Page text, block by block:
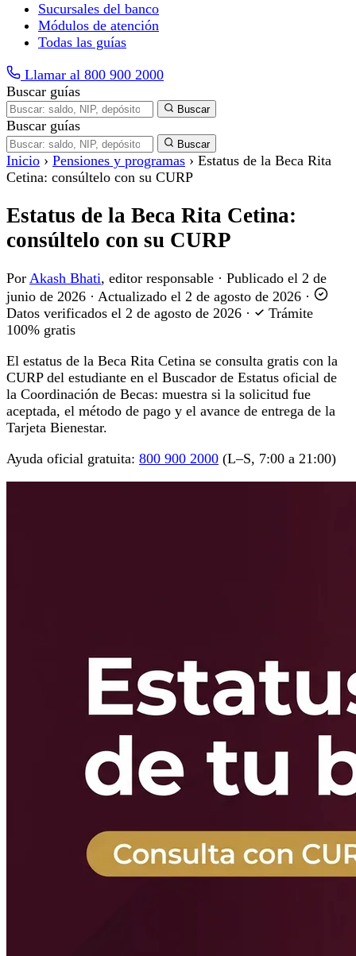
Sucursales del banco
Módulos de atención
Todas las guías
Llamar al 800 900 2000
Buscar guías
Buscar
Buscar guías
Buscar
Inicio › Pensiones y programas › Estatus de la Beca Rita
Cetina: consúltelo con su CURP
Estatus de la Beca Rita Cetina:
consúltelo con su CURP
Por Akash Bhati, editor responsable · Publicado el 2 de
junio de 2026 · Actualizado el 2 de agosto de 2026 ·
Datos verificados el 2 de agosto de 2026 ·
Trámite
100% gratis
El estatus de la Beca Rita Cetina se consulta gratis con la
CURP del estudiante en el Buscador de Estatus oficial de
la Coordinación de Becas: muestra si la solicitud fue
aceptada, el método de pago y el avance de entrega de la
Tarjeta Bienestar.
Ayuda oficial gratuita: 800 900 2000 (L–S, 7:00 a 21:00)